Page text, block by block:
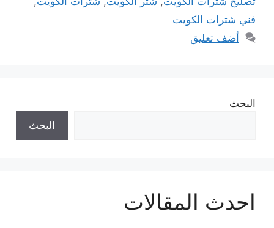
فني شترات الكويت
أضف تعليق
البحث
البحث
احدث المقالات